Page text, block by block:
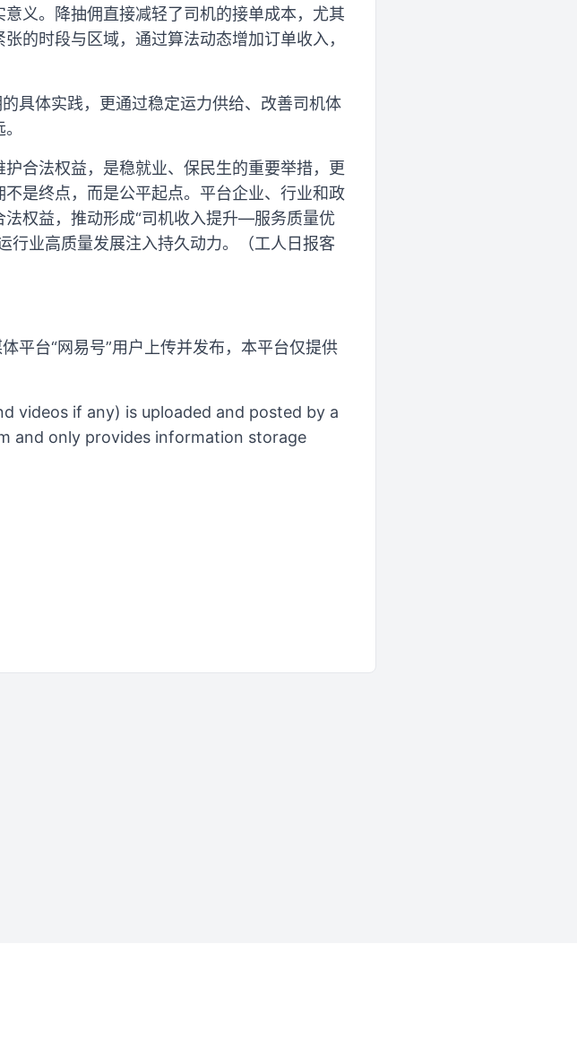
义。降抽佣直接减轻了司机的接单成本，尤其
的时段与区域，通过算法动态增加订单收入，
具体实践，更通过稳定运力供给、改善司机体
合法权益，是稳就业、保民生的重要举措，更
是终点，而是公平起点。平台企业、行业和政
权益，推动形成“司机收入提升—服务质量优
业高质量发展注入持久动力。（工人日报客
平台“网易号”用户上传并发布，本平台仅提供
videos if any) is uploaded and posted by a
and only provides information storage